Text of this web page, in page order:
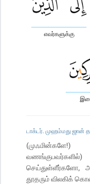
எவர்களுக்கு
டாக்டர். முஹம்மது ஜான்
செய்துள்ளீர்களோ,
தூதரும் விலகிக்